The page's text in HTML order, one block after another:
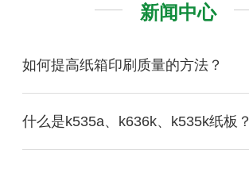
新闻中心
如何提高纸箱印刷质量的方法？
什么是k535a、k636k、k535k纸板？